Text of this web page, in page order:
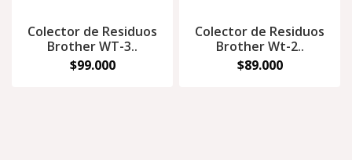
Colector de Residuos
Brother WT-3..
$99.000
Colector de Residuos
Brother Wt-2..
$89.000